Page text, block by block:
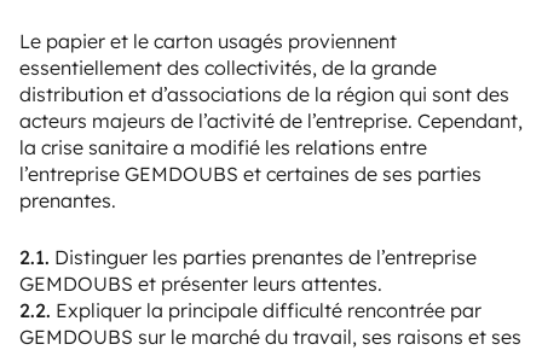
Le papier et le carton usagés proviennent
essentiellement des collectivités, de la grande
distribution et d’associations de la région qui sont des
acteurs majeurs de l’activité de l’entreprise. Cependant,
la crise sanitaire a modifié les relations entre
l’entreprise GEMDOUBS et certaines de ses parties
prenantes.
2.1. Distinguer les parties prenantes de l’entreprise
GEMDOUBS et présenter leurs attentes.
2.2. Expliquer la principale difficulté rencontrée par
GEMDOUBS sur le marché du travail, ses raisons et ses